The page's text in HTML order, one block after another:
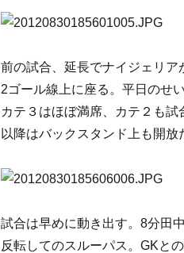
前の試合、延長でナイジェリ
2ゴール線上に座る。平日のせ
カテ３はほぼ満席、カテ２も
以降はバックスタンド上も開放
試合は早めに動き出す。8分田
反転してのスルーパス。GKと